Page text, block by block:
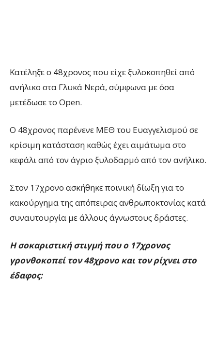
Κατέληξε ο 48χρονος που είχε ξυλοκοπηθεί από
ανήλικο στα Γλυκά Νερά, σύμφωνα με όσα
μετέδωσε το Open.
Ο 48χρονος παρένενε ΜΕΘ του Ευαγγελισμού σε
κρίσιμη κατάσταση καθώς έχει αιμάτωμα στο
κεφάλι από τον άγριο ξυλοδαρμό από τον ανήλικο.
Στον 17χρονο ασκήθηκε ποινική δίωξη για το
κακούργημα της απόπειρας ανθρωποκτονίας κατά
συναυτουργία με άλλους άγνωστους δράστες.
Η σοκαριστική στιγμή που ο 17χρονος
γρονθοκοπεί τον 48χρονο και τον ρίχνει στο
έδαφος: